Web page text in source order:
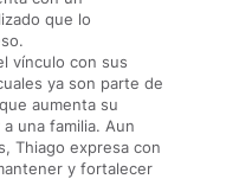
que lo
vínculo con sus
ya son parte de
aumenta su
una familia. Aun
Thiago expresa con
y fortalecer